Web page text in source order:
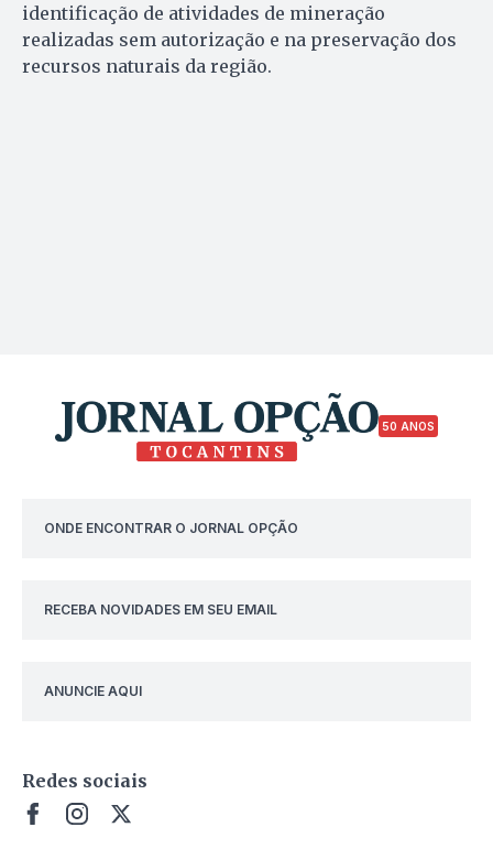
identificação de atividades de mineração
realizadas sem autorização e na preservação dos
recursos naturais da região.
50 ANOS
ONDE ENCONTRAR O JORNAL OPÇÃO
RECEBA NOVIDADES EM SEU EMAIL
ANUNCIE AQUI
Redes sociais